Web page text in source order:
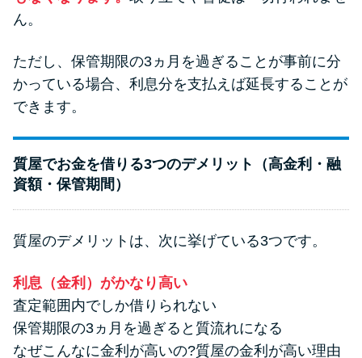
ん。
ただし、保管期限の3ヵ月を過ぎることが事前に分
かっている場合、利息分を支払えば延長することが
できます。
質屋でお金を借りる3つのデメリット（高金利・融
資額・保管期間）
質屋のデメリットは、次に挙げている3つです。
利息（金利）がかなり高い
査定範囲内でしか借りられない
保管期限の3ヵ月を過ぎると質流れになる
なぜこんなに金利が高いの?質屋の金利が高い理由